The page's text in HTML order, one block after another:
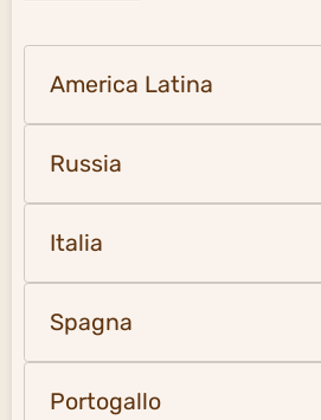
America Latina
Russia
Italia
Spagna
Portogallo